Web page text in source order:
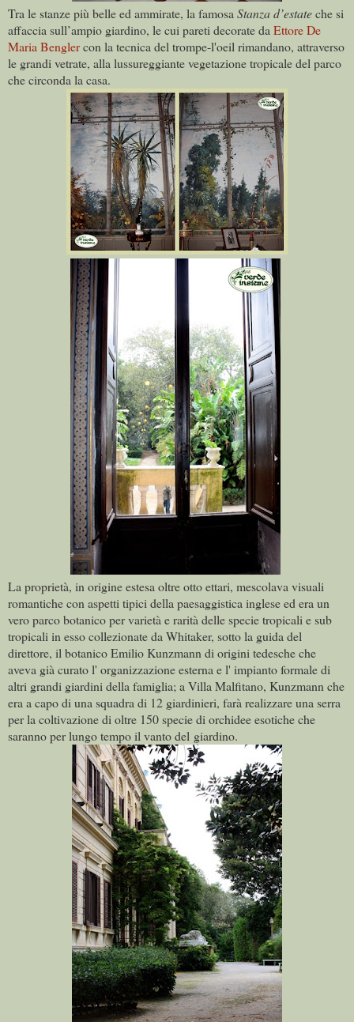
Tra le stanze più belle ed ammirate, la famosaStanza d’estateche si
affaccia sull’ampio giardino, le cui pareti decorate daEttore De
Maria Benglercon la tecnica del trompe-l'oeil rimandano, attraverso
le grandi vetrate, alla lussureggiante vegetazione tropicale del parco
che circonda la casa.
La proprietà, in origine estesa oltre otto ettari, mescolava visuali
romantiche con aspetti tipici della paesaggistica inglese ed era un
vero parco botanico per varietà e rarità delle specie tropicali e sub
tropicali in esso collezionate da Whitaker, sotto la guida del
direttore, il botanico Emilio Kunzmann di origini tedesche che
aveva già curato l' organizzazione esterna e l' impianto formale di
altri grandi giardini della famiglia; a Villa Malfitano, Kunzmann che
era a capo di una squadra di 12 giardinieri, farà realizzare una serra
per la coltivazione di oltre 150 specie di orchidee esotiche che
saranno per lungo tempo il vanto del giardino.